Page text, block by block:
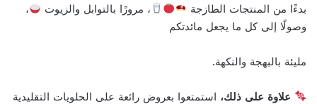
بدءًا من المنتجات الطازجة ، مرورًا بالتوابل والزيوت
،
وصولًا إلى كل ما يجعل مائدتكم
مليئة بالبهجة والنكهة.
علاوة على ذلك، استمتعوا بعروض رائعة على الحلويات التقليدية